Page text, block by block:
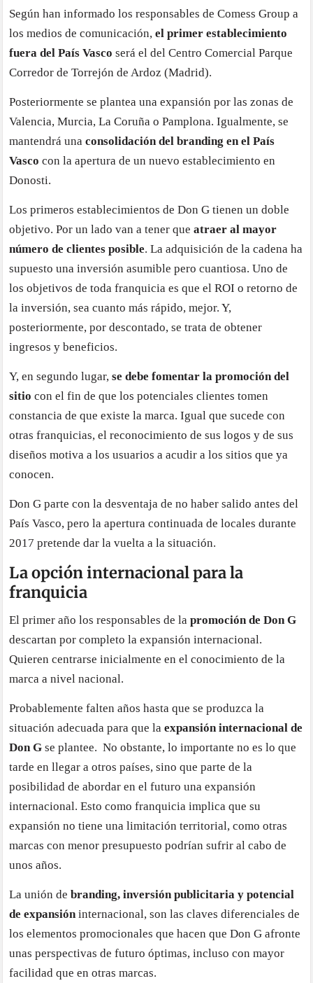
Según han informado los responsables de Comess Group a
los medios de comunicación,el primer establecimiento
fuera del País Vasco será el del Centro Comercial Parque
Corredor de Torrejón de Ardoz (Madrid).
Posteriormente se plantea una expansión por las zonas de
Valencia, Murcia, La Coruña o Pamplona. Igualmente, se
mantendrá unaconsolidación del branding en el País
Vasco con la apertura de un nuevo establecimiento en
Donosti.
Los primeros establecimientos de Don G tienen un doble
objetivo. Por un lado van a tener queatraer al mayor
número de clientes posible. La adquisición de la cadena ha
supuesto una inversión asumible pero cuantiosa. Uno de
los objetivos de toda franquicia es que el ROI o retorno de
la inversión, sea cuanto más rápido, mejor. Y,
posteriormente, por descontado, se trata de obtener
ingresos y beneficios.
Y, en segundo lugar,se debe fomentar la promoción del
sitio con el fin de que los potenciales clientes tomen
constancia de que existe la marca. Igual que sucede con
otras franquicias, el reconocimiento de sus logos y de sus
diseños motiva a los usuarios a acudir a los sitios que ya
conocen.
Don G parte con la desventaja de no haber salido antes del
País Vasco, pero la apertura continuada de locales durante
2017 pretende dar la vuelta a la situación.
La opción internacional para la
franquicia
El primer año los responsables de lapromoción de Don G
descartan por completo la expansión internacional.
Quieren centrarse inicialmente en el conocimiento de la
marca a nivel nacional.
Probablemente falten años hasta que se produzca la
situación adecuada para que laexpansión internacional de
Don G se plantee. No obstante, lo importante no es lo que
tarde en llegar a otros países, sino que parte de la
posibilidad de abordar en el futuro una expansión
internacional. Esto como franquicia implica que su
expansión no tiene una limitación territorial, como otras
marcas con menor presupuesto podrían sufrir al cabo de
unos años.
La unión debranding, inversión publicitaria y potencial
de expansióninternacional, son las claves diferenciales de
los elementos promocionales que hacen que Don G afronte
unas perspectivas de futuro óptimas, incluso con mayor
facilidad que en otras marcas.